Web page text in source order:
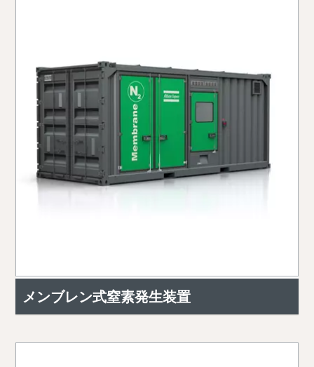
メンブレン式窒素発生装置